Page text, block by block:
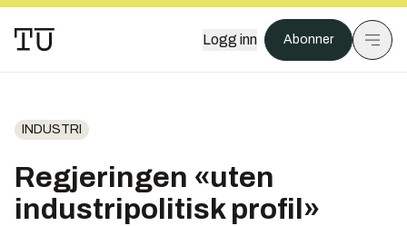
Logg inn Abonner
INDUSTRI
Regjeringen «uten
industripolitisk profil»